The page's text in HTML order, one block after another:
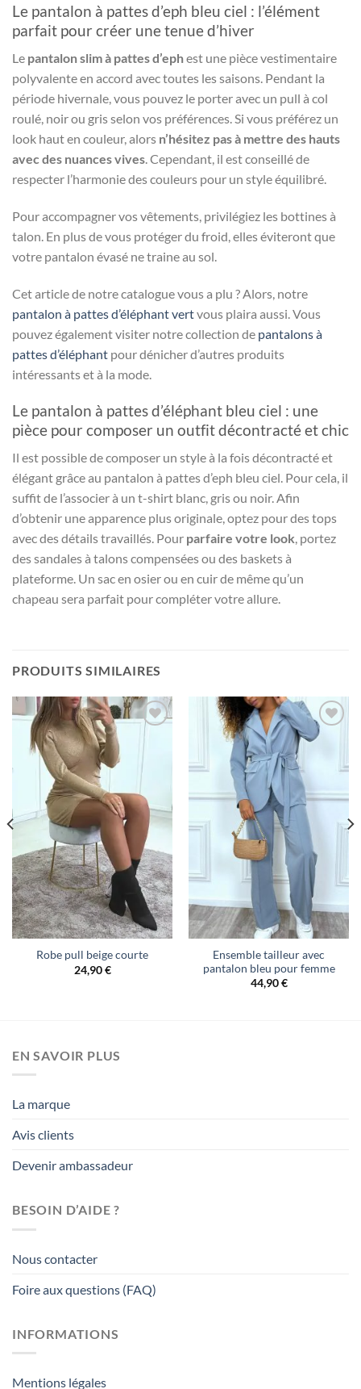
Le pantalon à pattes d’eph bleu ciel : l’élément
parfait pour créer une tenue d’hiver
Le pantalon slim à pattes d’ephest une pièce vestimentaire
polyvalente en accord avec toutes les saisons. Pendant la
période hivernale, vous pouvez le porter avec un pull à col
roulé, noir ou gris selon vos préférences. Si vous préférez un
look haut en couleur, alors n’hésitez pas à mettre des hauts
avec des nuances vives. Cependant, il est conseillé de
respecter l’harmonie des couleurs pour un style équilibré.
Pour accompagner vos vêtements, privilégiez les bottines à
talon. En plus de vous protéger du froid, elles éviteront que
votre pantalon évasé ne traine au sol.
Cet article de notre catalogue vous a plu ? Alors, notre
pantalon à pattes d’éléphant vertvous plaira aussi. Vous
pouvez également visiter notrecollection de pantalons à
pattes d’éléphant pour dénicher d’autres produits
intéressants et à la mode.
Le pantalon à pattes d’éléphant bleu ciel : une
pièce pour composer un outfit décontracté et chic
Il est possible de composer un style à la fois décontracté et
élégant grâce au pantalon à pattes d’eph bleu ciel. Pour cela, il
suffit de l’associer à un t-shirt blanc, gris ou noir. Afin
d’obtenir une apparence plus originale, optez pour des tops
avec des détails travaillés. Pour parfaire votre look, portez
des sandales à talons compensées ou des baskets à
plateforme. Un sac en osier ou en cuir de même qu’un
chapeau sera parfait pour compléter votre allure.
PRODUITS SIMILAIRES
Robe pull beige courte
24,90€
Ensemble tailleur avec
pantalon bleu pour femme
44,90€
EN SAVOIR PLUS
La marque
Avis clients
Devenir ambassadeur
BESOIN D’AIDE ?
Nous contacter
Foire aux questions (FAQ)
INFORMATIONS
Mentions légales